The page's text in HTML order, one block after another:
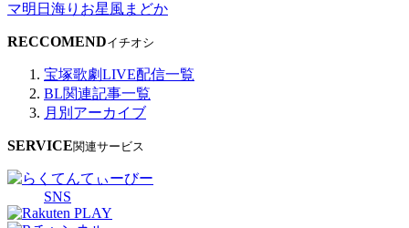
マ明日海りお星風まどか
RECCOMENDイチオシ
宝塚歌劇LIVE配信一覧
BL関連記事一覧
月別アーカイブ
SERVICE関連サービス
SNS